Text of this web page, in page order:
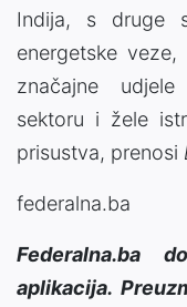
Indija, s druge
energetske
značajne
sektoru i žele
prisustva, prenosi
federalna.ba
Federalna.ba
aplikacija.